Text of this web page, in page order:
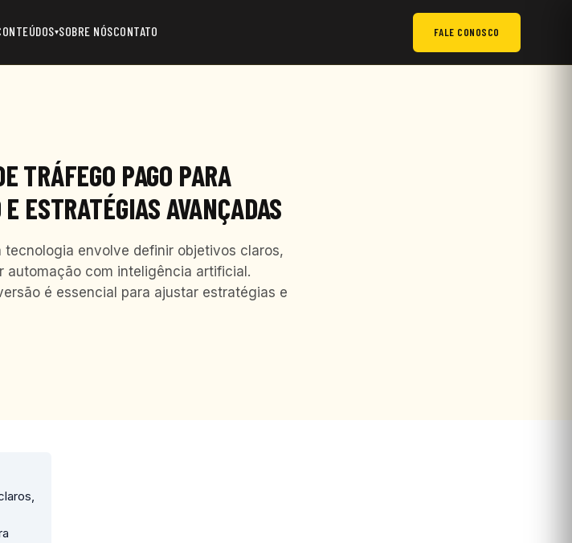
▾SOBRE NÓSCONTATO FALE CONOSCO
TRÁFEGO PAGO PARA
ESTRATÉGIAS AVANÇADAS
tecnologia envolve definir objetivos claros,
automação com inteligência artificial.
é essencial para ajustar estratégias e